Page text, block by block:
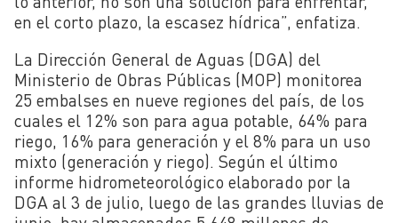
en el corto plazo, la escasez hídrica”, enfatiza.
La Dirección General de Aguas (DGA) del
Ministerio de Obras Públicas (MOP) monitorea
25 embalses en nueve regiones del país, de los
cuales el 12% son para agua potable, 64% para
riego, 16% para generación y el 8% para un uso
mixto (generación y riego). Según el último
informe hidrometeorológico elaborado por la
DGA al 3 de julio, luego de las grandes lluvias de